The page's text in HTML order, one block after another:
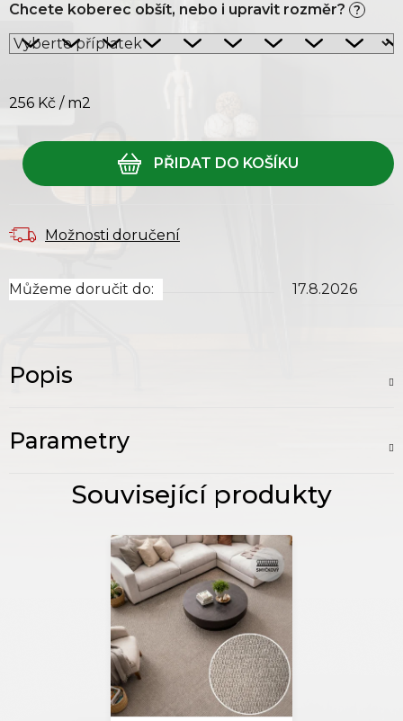
Chcete koberec obšít, nebo i upravit rozměr? ?
Můžeme doručit do: 17.8.2026
256 Kč / m2
Možnosti doručení
Popis
Parametry